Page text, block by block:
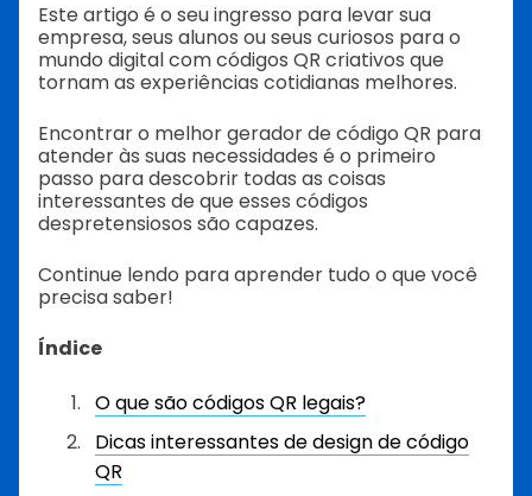
Este artigo é o seu ingresso para levar sua
empresa, seus alunos ou seus curiosos para o
mundo digital com códigos QR criativos que
tornam as experiências cotidianas melhores.
Encontrar o melhor gerador de código QR para
atender às suas necessidades é o primeiro
passo para descobrir todas as coisas
interessantes de que esses códigos
despretensiosos são capazes.
Continue lendo para aprender tudo o que você
precisa saber!
Índice
O que são códigos QR legais?
Dicas interessantes de design de código
QR